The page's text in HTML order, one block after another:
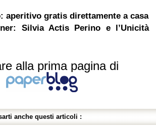
aperitivo gratis direttamente a casa
Silvia Actis Perino e l’Unicità
alla prima pagina di
anche questi articoli :